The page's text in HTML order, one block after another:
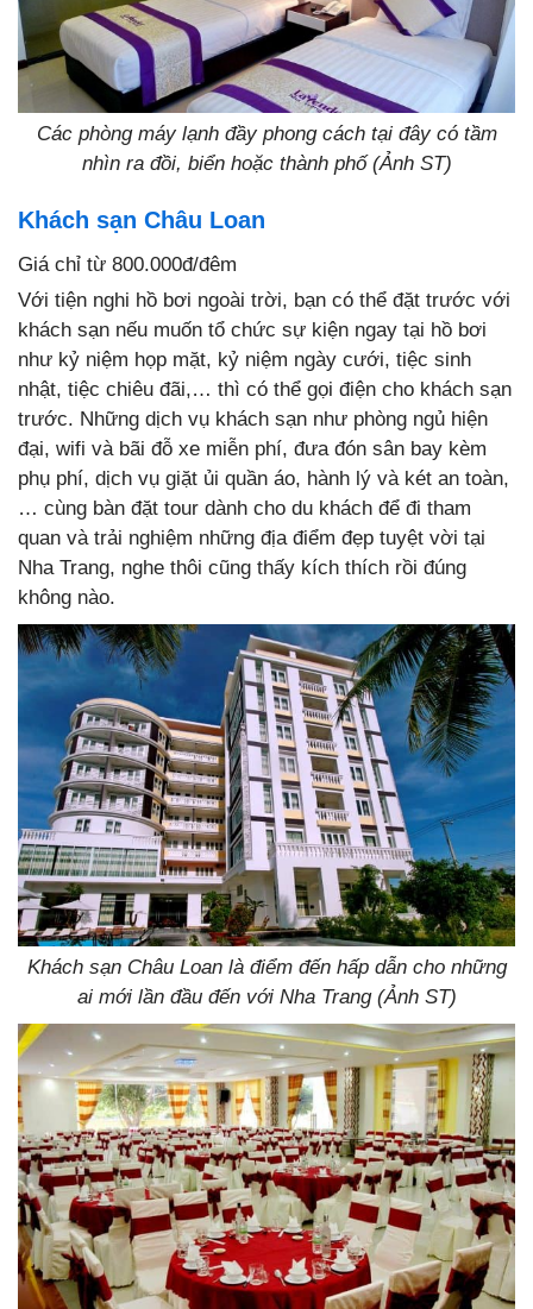
Các phòng máy lạnh đầy phong cách tại đây có tầm
nhìn ra đồi, biển hoặc thành phố (Ảnh ST)
Khách sạn Châu Loan
Giá chỉ từ 800.000đ/đêm
Với tiện nghi hồ bơi ngoài trời, bạn có thể đặt trước với
khách sạn nếu muốn tổ chức sự kiện ngay tại hồ bơi
như kỷ niệm họp mặt, kỷ niệm ngày cưới, tiệc sinh
nhật, tiệc chiêu đãi,… thì có thể gọi điện cho khách sạn
trước. Những dịch vụ khách sạn như phòng ngủ hiện
đại, wifi và bãi đỗ xe miễn phí, đưa đón sân bay kèm
phụ phí, dịch vụ giặt ủi quần áo, hành lý và két an toàn,
… cùng bàn đặt tour dành cho du khách để đi tham
quan và trải nghiệm những địa điểm đẹp tuyệt vời tại
Nha Trang, nghe thôi cũng thấy kích thích rồi đúng
không nào.
Khách sạn Châu Loan là điểm đến hấp dẫn cho những
ai mới lần đầu đến với Nha Trang (Ảnh ST)